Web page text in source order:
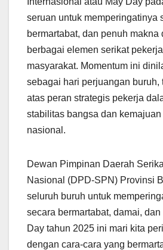
seruan untuk memperingatinya
bermartabat, dan penuh makna
berbagai elemen serikat
masyarakat. Momentum ini
sebagai hari perjuangan buruh,
atas peran strategis pekerja
stabilitas bangsa dan
nasional.
Dewan Pimpinan Daerah
Nasional (DPD-SPN) Provinsi
seluruh buruh untuk
secara bermartabat, damai, dan
Day tahun 2025 ini mari kita
dengan cara-cara yang